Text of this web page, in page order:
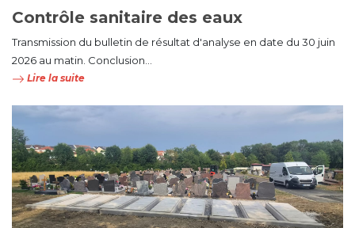
Contrôle sanitaire des eaux
Transmission du bulletin de résultat d'analyse en date du 30 juin
2026 au matin. Conclusion...
Lire la suite